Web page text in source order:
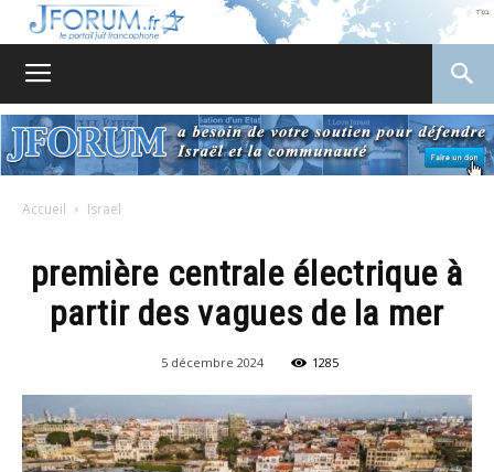
Accueil Israel
première centrale électrique à
partir des vagues de la mer
5 décembre 2024 1285